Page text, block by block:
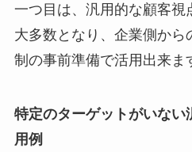
一つ目は、汎用的な顧客視
大多数となり、企業側から
制の事前準備で活用出来ま
特定のターゲットがいない
用例